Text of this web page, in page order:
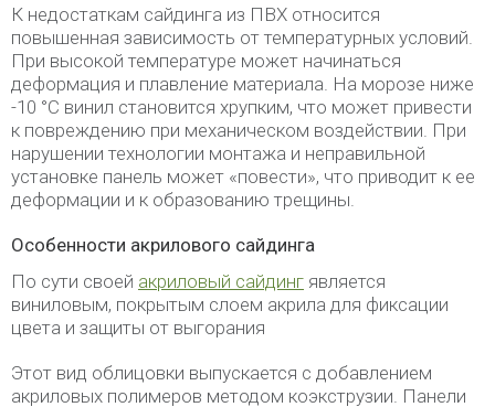
К недостаткам сайдинга из ПВХ относится
повышенная зависимость от температурных условий.
При высокой температуре может начинаться
деформация и плавление материала. На морозе ниже
-10 °C винил становится хрупким, что может привести
к повреждению при механическом воздействии. При
нарушении технологии монтажа и неправильной
установке панель может «повести», что приводит к ее
деформации и к образованию трещины.
Особенности акрилового сайдинга
По сути своей акриловый сайдинг является
виниловым, покрытым слоем акрила для фиксации
цвета и защиты от выгорания
Этот вид облицовки выпускается с добавлением
акриловых полимеров методом коэкструзии. Панели